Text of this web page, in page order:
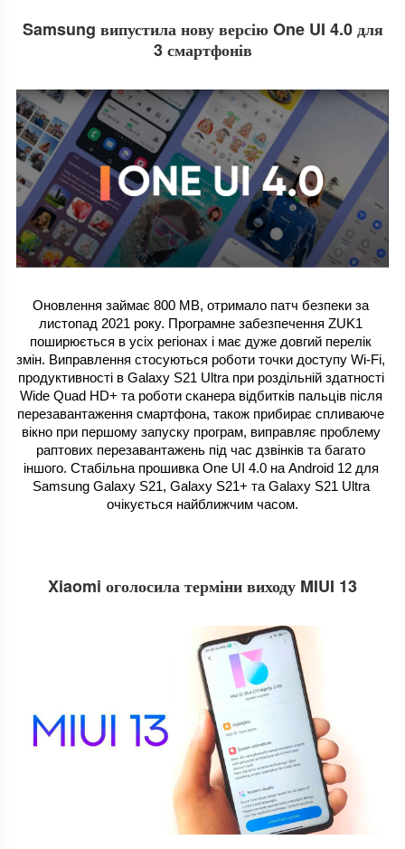
Samsung випустила нову версію One UI 4.0 для
3 смартфонів
Оновлення займає 800 MB, отримало патч безпеки за
листопад 2021 року. Програмне забезпечення ZUK1
поширюється в усіх регіонах і має дуже довгий перелік
змін. Виправлення стосуються роботи точки доступу Wi-Fi,
продуктивності в Galaxy S21 Ultra при роздільній здатності
Wide Quad HD+ та роботи сканера відбитків пальців після
перезавантаження смартфона, також прибирає спливаюче
вікно при першому запуску програм, виправляє проблему
раптових перезавантажень під час дзвінків та багато
іншого. Стабільна прошивка One UI 4.0 на Android 12 для
Samsung Galaxy S21, Galaxy S21+ та Galaxy S21 Ultra
очікується найближчим часом.
Xiaomi оголосила терміни виходу MIUI 13